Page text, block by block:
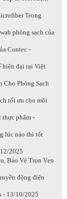
Trong
phòng sạch của
Contec -
hiện đại tại Việt
Cho Phòng Sạch
tối ưu cho môi
thực phẩm -
lúc nào thì tốt
2025
Bảo Vệ Trọn Vẹn
động điện
- 13/10/2025